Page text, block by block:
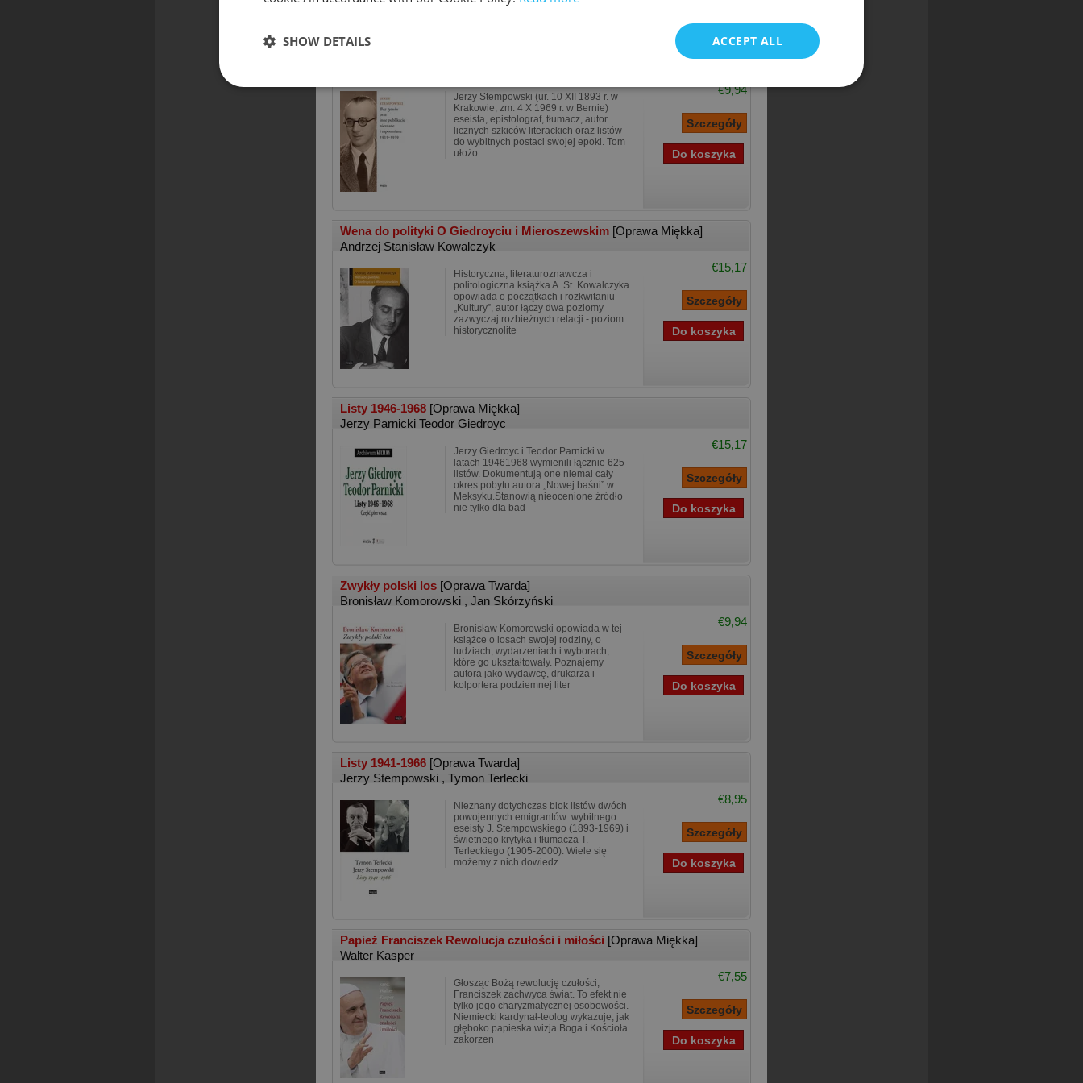
[Oprawa Twarda]
Jerzy Stempowski (ur. 10 XII 1893 r. w
Krakowie, zm. 4 X 1969 r. w Bernie)
eseista, epistolograf, tłumacz, autor
licznych szkiców literackich oraz listów
do wybitnych postaci swojej epoki. Tom
ułożo
€9,94
Wena do polityki O Giedroyciu i Mieroszewskim [Oprawa Miękka]
Andrzej Stanisław Kowalczyk
Historyczna, literaturoznawcza i
politologiczna książka A. St. Kowalczyka
opowiada o początkach i rozkwitaniu
„Kultury”, autor łączy dwa poziomy
zazwyczaj rozbieżnych relacji - poziom
historycznolite
€15,17
Listy 1946-1968 [Oprawa Miękka]
Jerzy Parnicki Teodor Giedroyc
Jerzy Giedroyc i Teodor Parnicki w
latach 19461968 wymienili łącznie 625
listów. Dokumentują one niemal cały
okres pobytu autora „Nowej baśni” w
Meksyku.Stanowią nieocenione źródło
nie tylko dla bad
€15,17
Zwykły polski los [Oprawa Twarda]
Bronisław Komorowski , Jan Skórzyński
Bronisław Komorowski opowiada w tej
książce o losach swojej rodziny, o
ludziach, wydarzeniach i wyborach,
które go ukształtowały. Poznajemy
autora jako wydawcę, drukarza i
kolportera podziemnej liter
€9,94
Listy 1941-1966 [Oprawa Twarda]
Jerzy Stempowski , Tymon Terlecki
Nieznany dotychczas blok listów dwóch
powojennych emigrantów: wybitnego
eseisty J. Stempowskiego (1893-1969) i
świetnego krytyka i tłumacza T.
Terleckiego (1905-2000). Wiele się
możemy z nich dowiedz
€8,95
Papież Franciszek Rewolucja czułości i miłości [Oprawa Miękka]
Walter Kasper
Głosząc Bożą rewolucję czułości,
Franciszek zachwyca świat. To efekt nie
tylko jego charyzmatycznej osobowości.
Niemiecki kardynał-teolog wykazuje, jak
głęboko papieska wizja Boga i Kościoła
zakorzen
€7,55
ACCEPT ALL
SHOW DETAILS